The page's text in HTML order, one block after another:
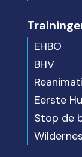
EHBO
BHV
Eerste
Stop de